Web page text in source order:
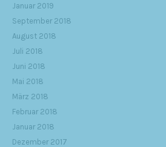
Januar 2019
September 2018
August 2018
Juli 2018
Juni 2018
Mai 2018
März 2018
Februar 2018
Januar 2018
Dezember 2017